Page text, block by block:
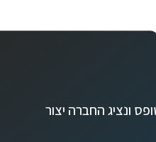
ונציג החברה יצור